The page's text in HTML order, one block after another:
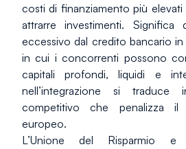
costi di finanziamento più
attrarre investimenti. Significa
eccessivo dal credito bancario
in cui i concorrenti possono
capitali profondi, liquidi e
nell’integrazione si traduce
competitivo che penalizza il
europeo.
L’Unione del Risparmio e